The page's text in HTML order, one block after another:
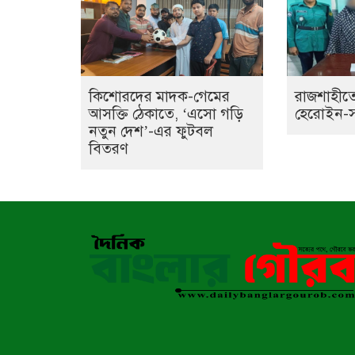
কিশোরদের মাদক-গেমের
আসক্তি ঠেকাতে, ‘এসো গড়ি
নতুন দেশ’-এর ফুটবল
বিতরণ
হেরোইন-